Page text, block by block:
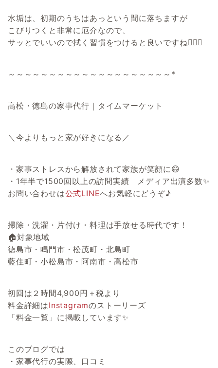
水垢は、初期のうちはあっという間に落ちますが
こびりつくと非常に厄介なので、
サッとでいいので拭く習慣をつけると良いですね🙆‍♀️✨
～～～～～～～～～～～～～～～～～～～～*
高松・徳島の家事代行｜タイムマーケット
＼今よりもっと家が好きになる／
・家事ストレスから解放されて家族が笑顔に😄
・1年半で1500回以上の訪問実績 メディア出演多数✨
お問い合わせは公式LINEへお気軽にどうぞ♪
掃除・洗濯・片付け・料理は手放せる時代です！
🏠対象地域
徳島市・鳴門市・松茂町・北島町
藍住町・小松島市・阿南市・高松市
初回は２時間4,900円＋税より
料金詳細はInstagramのストーリーズ
「料金一覧」に掲載しています✨
このブログでは
・家事代行の実際、口コミ